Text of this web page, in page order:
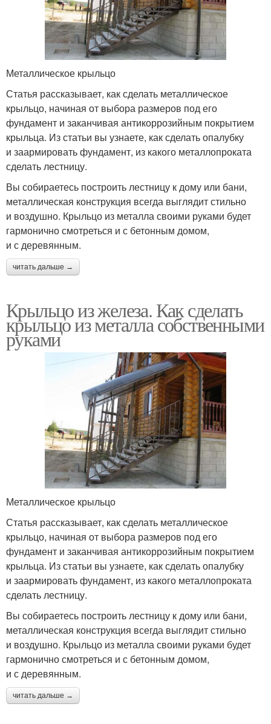
Металлическое крыльцо
Статья рассказывает, как сделать металлическое
крыльцо, начиная от выбора размеров под его
фундамент и заканчивая антикоррозийным покрытием
крыльца. Из статьи вы узнаете, как сделать опалубку
и заармировать фундамент, из какого металлопроката
сделать лестницу.
Вы собираетесь построить лестницу к дому или бани,
металлическая конструкция всегда выглядит стильно
и воздушно. Крыльцо из металла своими руками будет
гармонично смотреться и с бетонным домом,
и с деревянным.
читать дальше →
Крыльцо из железа. Как сделать
крыльцо из металла собственными
руками
Металлическое крыльцо
Статья рассказывает, как сделать металлическое
крыльцо, начиная от выбора размеров под его
фундамент и заканчивая антикоррозийным покрытием
крыльца. Из статьи вы узнаете, как сделать опалубку
и заармировать фундамент, из какого металлопроката
сделать лестницу.
Вы собираетесь построить лестницу к дому или бани,
металлическая конструкция всегда выглядит стильно
и воздушно. Крыльцо из металла своими руками будет
гармонично смотреться и с бетонным домом,
и с деревянным.
читать дальше →